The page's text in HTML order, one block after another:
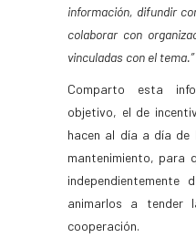
información, difundir
colaborar con
vinculadas con el tema.”
Comparto esta
objetivo, el de
hacen al día a día
mantenimiento, para
animarlos a tender
cooperación.